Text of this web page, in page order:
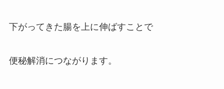
下がってきた腸を上に伸ばすことで
便秘解消につながります。